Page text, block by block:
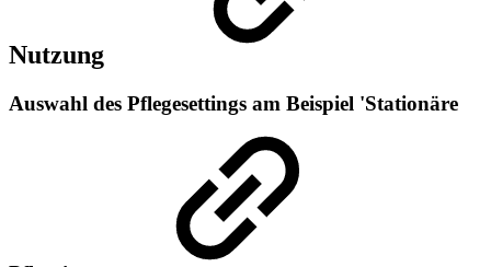
Nutzung
Auswahl des Pflegesettings am Beispiel 'Stationäre